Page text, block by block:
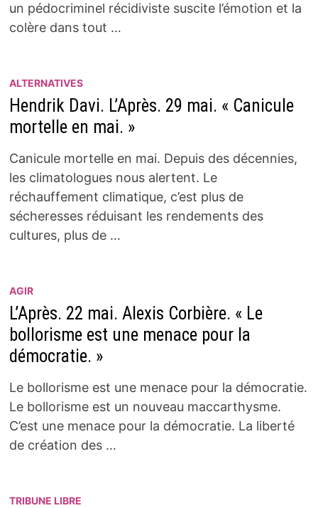
un pédocriminel récidiviste suscite l’émotion et la
colère dans tout …
ALTERNATIVES
Hendrik Davi. L’Après. 29 mai. « Canicule
mortelle en mai. »
Canicule mortelle en mai. Depuis des décennies,
les climatologues nous alertent. Le
réchauffement climatique, c’est plus de
sécheresses réduisant les rendements des
cultures, plus de …
AGIR
L’Après. 22 mai. Alexis Corbière. « Le
bollorisme est une menace pour la
démocratie. »
Le bollorisme est une menace pour la démocratie.
Le bollorisme est un nouveau maccarthysme.
C’est une menace pour la démocratie. La liberté
de création des …
TRIBUNE LIBRE